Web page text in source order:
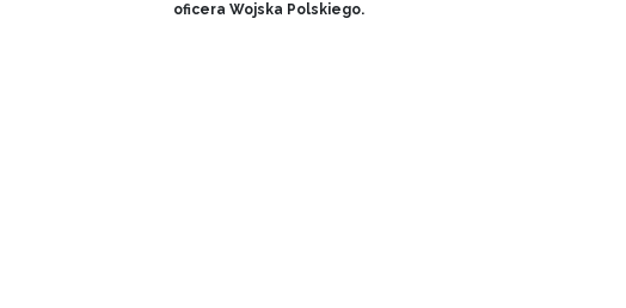
oficera Wojska Polskiego.